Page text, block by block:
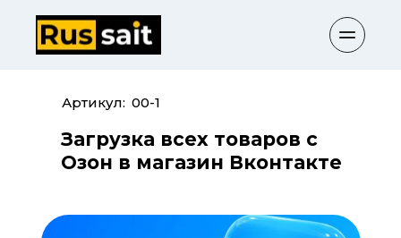
Загрузка всех товаров с
Озон в магазин Вконтакте
00-1
Артикул: